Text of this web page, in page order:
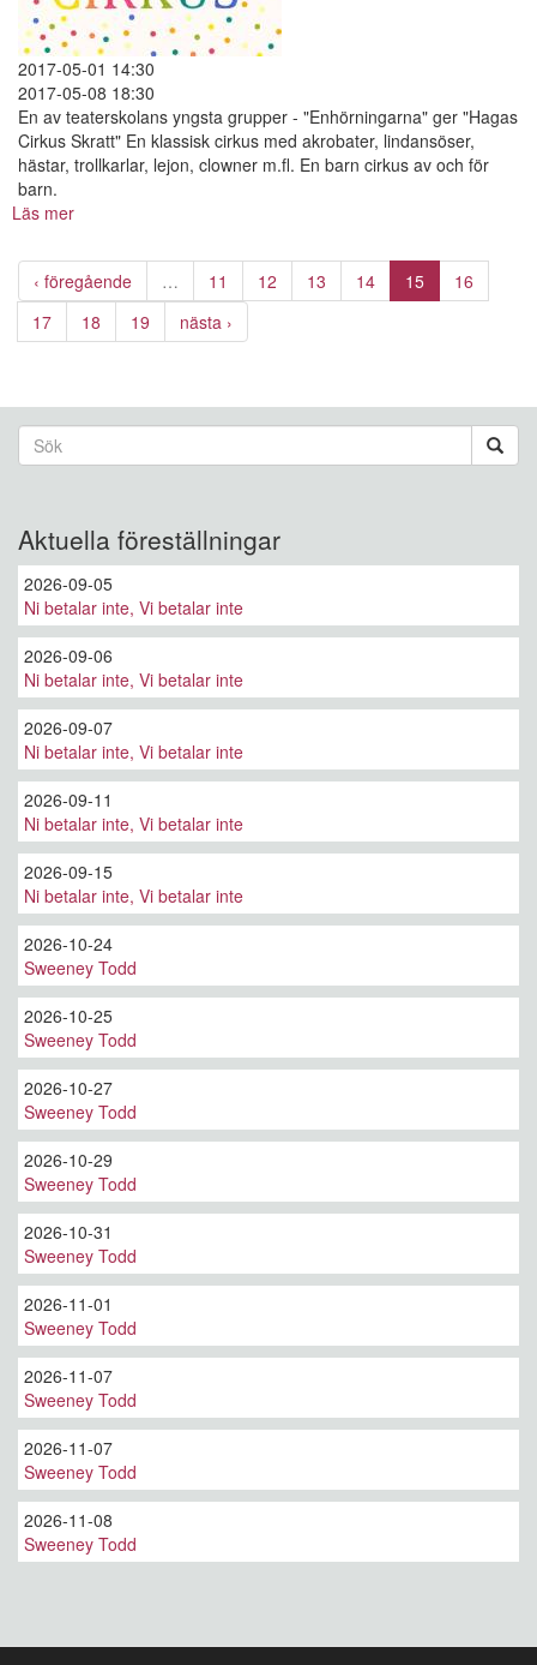
2017-05-01 14:30
2017-05-08 18:30
En av teaterskolans yngsta grupper - "Enhörningarna" ger "Hagas
Cirkus Skratt" En klassisk cirkus med akrobater, lindansöser,
hästar, trollkarlar, lejon, clowner m.fl. En barn cirkus av och för
barn.
Läs mer
Cirkus
skratt
‹ föregående … 11 12 13 14 15
16
17
18 19 nästa ›
Sökformulär
Aktuella föreställningar
2026-09-05
Ni betalar inte, Vi betalar inte
2026-09-06
Ni betalar inte, Vi betalar inte
2026-09-07
Ni betalar inte, Vi betalar inte
2026-09-11
Ni betalar inte, Vi betalar inte
2026-09-15
Ni betalar inte, Vi betalar inte
2026-10-24
Sweeney Todd
2026-10-25
Sweeney Todd
2026-10-27
Sweeney Todd
2026-10-29
Sweeney Todd
2026-10-31
Sweeney Todd
2026-11-01
Sweeney Todd
2026-11-07
Sweeney Todd
2026-11-07
Sweeney Todd
2026-11-08
Sweeney Todd